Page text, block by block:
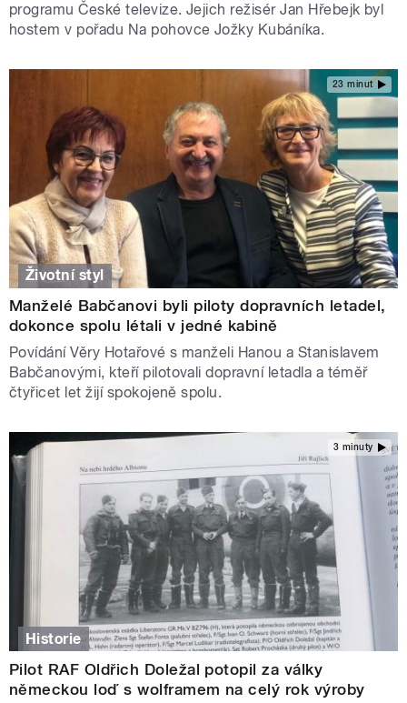
programu České televize. Jejich režisér Jan Hřebejk byl
hostem v pořadu Na pohovce Jožky Kubáníka.
23 minut
Životní styl
Manželé Babčanovi byli piloty dopravních letadel,
dokonce spolu létali v jedné kabině
Povídání Věry Hotařové s manželi Hanou a Stanislavem
Babčanovými, kteří pilotovali dopravní letadla a téměř
čtyřicet let žijí spokojeně spolu.
3 minuty
Historie
Pilot RAF Oldřich Doležal potopil za války
německou loď s wolframem na celý rok výroby